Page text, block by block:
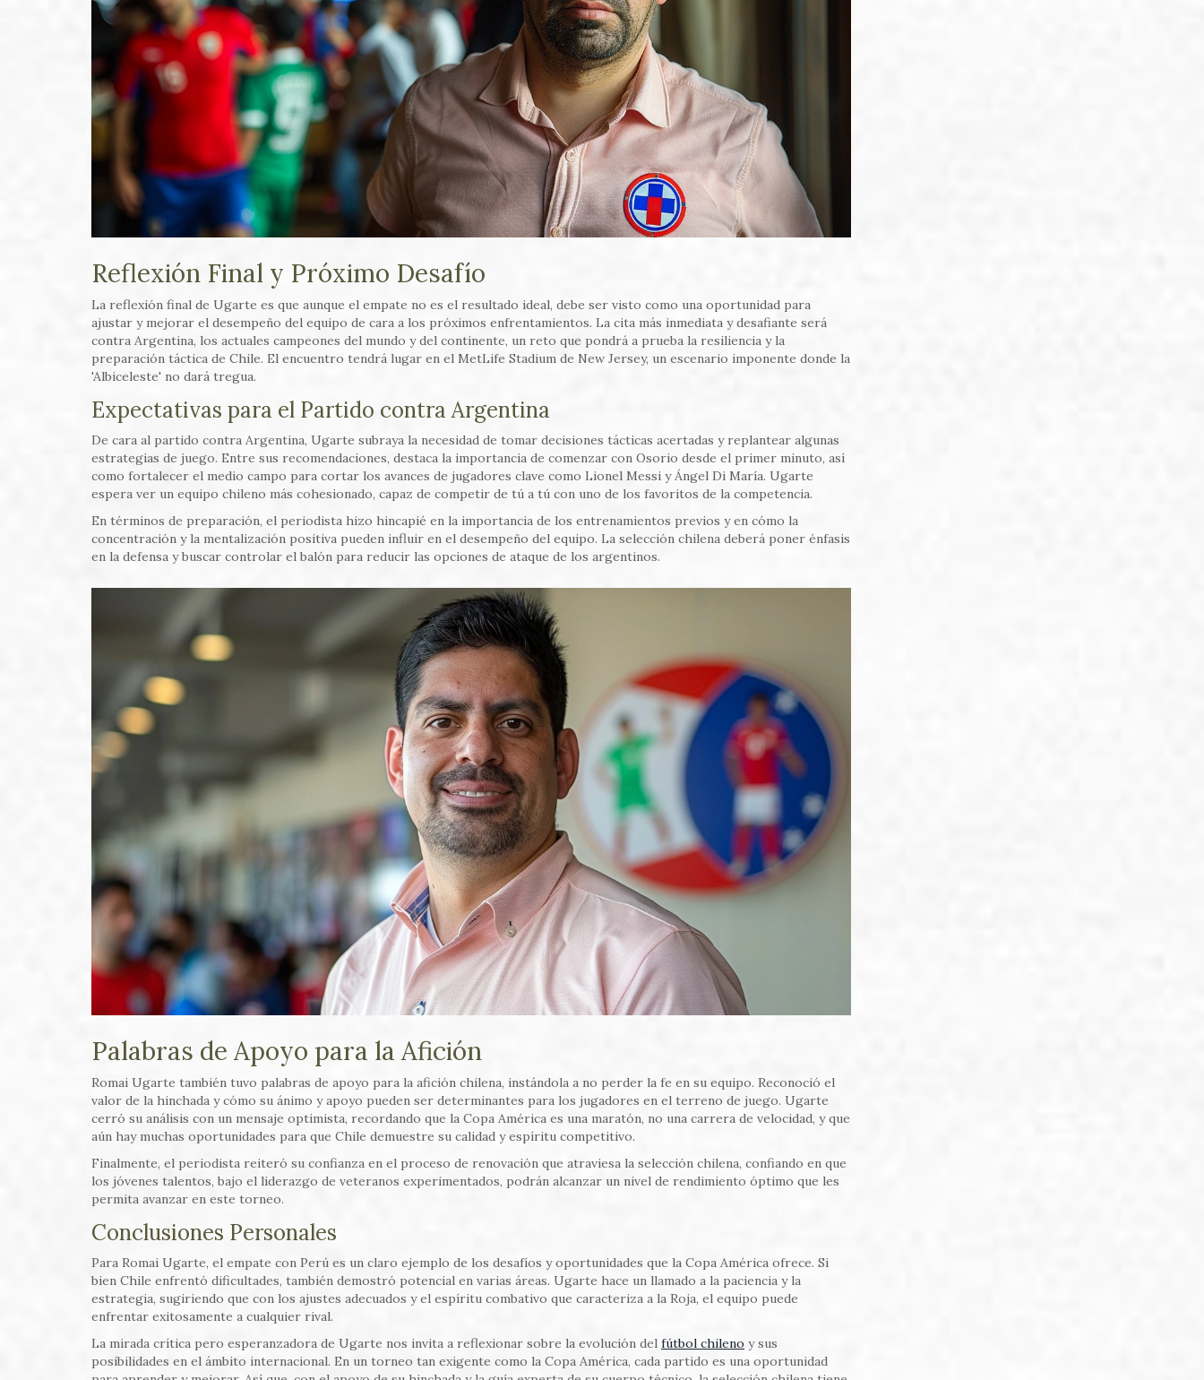
Reflexión Final y Próximo Desafío
La reflexión final de Ugarte es que aunque el empate no es el resultado ideal, debe ser visto como una oportunidad para
ajustar y mejorar el desempeño del equipo de cara a los próximos enfrentamientos. La cita más inmediata y desafiante será
contra Argentina, los actuales campeones del mundo y del continente, un reto que pondrá a prueba la resiliencia y la
preparación táctica de Chile. El encuentro tendrá lugar en el MetLife Stadium de New Jersey, un escenario imponente donde la
'Albiceleste' no dará tregua.
Expectativas para el Partido contra Argentina
De cara al partido contra Argentina, Ugarte subraya la necesidad de tomar decisiones tácticas acertadas y replantear algunas
estrategias de juego. Entre sus recomendaciones, destaca la importancia de comenzar con Osorio desde el primer minuto, así
como fortalecer el medio campo para cortar los avances de jugadores clave como Lionel Messi y Ángel Di María. Ugarte
espera ver un equipo chileno más cohesionado, capaz de competir de tú a tú con uno de los favoritos de la competencia.
En términos de preparación, el periodista hizo hincapié en la importancia de los entrenamientos previos y en cómo la
concentración y la mentalización positiva pueden influir en el desempeño del equipo. La selección chilena deberá poner énfasis
en la defensa y buscar controlar el balón para reducir las opciones de ataque de los argentinos.
Palabras de Apoyo para la Afición
Romai Ugarte también tuvo palabras de apoyo para la afición chilena, instándola a no perder la fe en su equipo. Reconoció el
valor de la hinchada y cómo su ánimo y apoyo pueden ser determinantes para los jugadores en el terreno de juego. Ugarte
cerró su análisis con un mensaje optimista, recordando que la Copa América es una maratón, no una carrera de velocidad, y que
aún hay muchas oportunidades para que Chile demuestre su calidad y espíritu competitivo.
Finalmente, el periodista reiteró su confianza en el proceso de renovación que atraviesa la selección chilena, confiando en que
los jóvenes talentos, bajo el liderazgo de veteranos experimentados, podrán alcanzar un nivel de rendimiento óptimo que les
permita avanzar en este torneo.
Conclusiones Personales
Para Romai Ugarte, el empate con Perú es un claro ejemplo de los desafíos y oportunidades que la Copa América ofrece. Si
bien Chile enfrentó dificultades, también demostró potencial en varias áreas. Ugarte hace un llamado a la paciencia y la
estrategia, sugiriendo que con los ajustes adecuados y el espíritu combativo que caracteriza a la Roja, el equipo puede
enfrentar exitosamente a cualquier rival.
La mirada crítica pero esperanzadora de Ugarte nos invita a reflexionar sobre la evolución del fútbol chileno y sus
posibilidades en el ámbito internacional. En un torneo tan exigente como la Copa América, cada partido es una oportunidad